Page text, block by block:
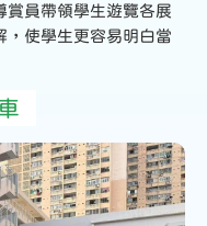
賞員帶領學生遊覽各展
，使學生更容易明白當